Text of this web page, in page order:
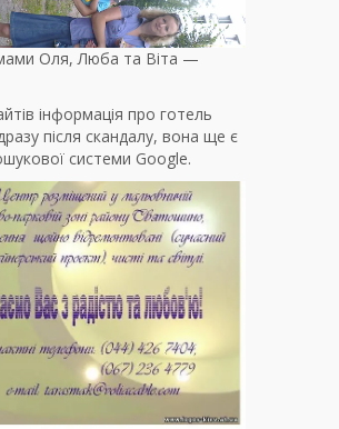
Оля, Люба та Віта —
інформація про готель
після скандалу, вона ще є
системи Google.